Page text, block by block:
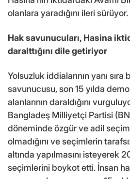
olanlara yaradığını ileri sürüyor.
Hak savunucuları, Hasina
daralttığını dile getiriyor
Yolsuzluk iddialarının yanı sıra
savunucusu, son 15 yılda
alanlarının daraldığını
Bangladeş Milliyetçi Partisi
döneminde özgür ve adil
olmadığını ve seçimlerin
altında yapılmasını isteyerek
seçimlerini boykot etti. İnsan